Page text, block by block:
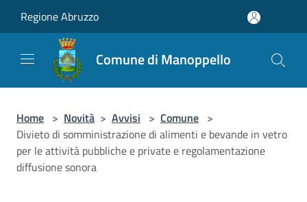
Regione Abruzzo
Comune di Manoppello
Home > Novità > Avvisi > Comune >
Divieto di somministrazione di alimenti e bevande in vetro
per le attività pubbliche e private e regolamentazione
diffusione sonora